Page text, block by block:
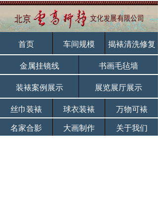
金属挂镜线
书画毛毡墙
装裱案例展示
展览展厅展示
首页 车间规模 揭裱清洗修复
名家合影 大画制作 关于我们
丝巾装裱 球衣装裱 万物可裱